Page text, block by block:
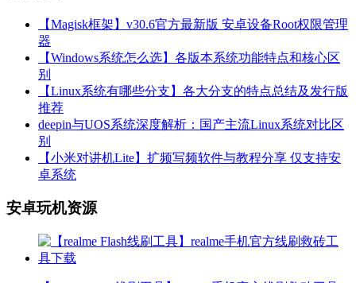
【Magisk框架】v30.6官方最新版 安卓设备Root权限管理
器
【Windows系统怎么选】各版本系统功能特点和核心区
别
【Linux系统有哪些分支】各大分支的特点总结及发行版
推荐
deepin与UOS系统深度解析：国产主流Linux系统对比区
别
【小米对讲机Lite】扩频写频软件与教程分享 仅支持安
卓系统
安卓玩机资源